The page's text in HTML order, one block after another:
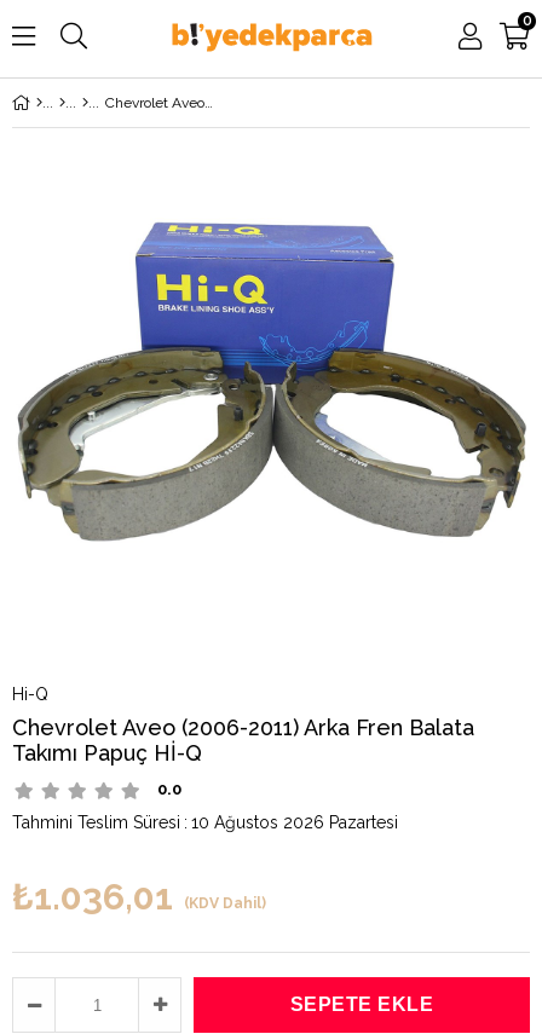
0
Chevrolet Aveo (2006-2011) Arka Fren Balata Takımı Papuç Hİ-Q
Hi-Q
Chevrolet Aveo (2006-2011) Arka Fren Balata
Takımı Papuç Hİ-Q
0.0
Tahmini Teslim Süresi : 10 Ağustos 2026 Pazartesi
₺1.036,01 (KDV Dahil)